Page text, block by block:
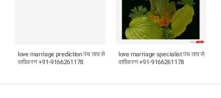
love marriage prediction पंच तत्व से
वशीकरण +91-9166261178
love marriage specialist पंच तत्व से
वशीकरण +91-9166261178